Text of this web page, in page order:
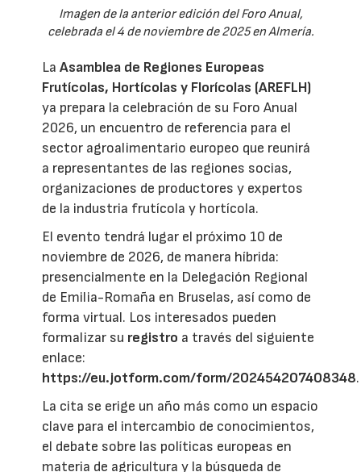
Imagen de la anterior edición del Foro Anual,
celebrada el 4 de noviembre de 2025 en Almería.
LaAsamblea de Regiones Europeas
Frutícolas, Hortícolas y Florícolas (AREFLH)
ya prepara la celebración de su Foro Anual
2026, un encuentro de referencia para el
sector agroalimentario europeo que reunirá
a representantes de las regiones socias,
organizaciones de productores y expertos
de la industria frutícola y hortícola.
El evento tendrá lugar el próximo 10 de
noviembre de 2026, de manera híbrida:
presencialmente en la Delegación Regional
de Emilia-Romaña en Bruselas, así como de
forma virtual. Los interesados pueden
formalizar su registro a través del siguiente
enlace:
https://eu.jotform.com/form/202454207408348.
La cita se erige un año más como un espacio
clave para el intercambio de conocimientos,
el debate sobre las políticas europeas en
materia de agricultura y la búsqueda de